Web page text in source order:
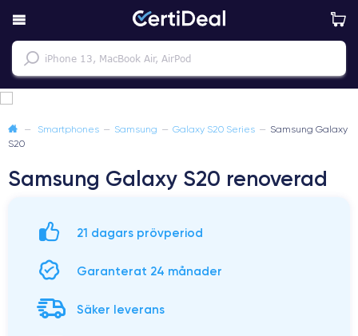
— Smartphones — Samsung — Galaxy S20 Series — Samsung Galaxy
S20
Samsung Galaxy S20 renoverad
21 dagars prövperiod
Garanterat 24 månader
Säker leverans